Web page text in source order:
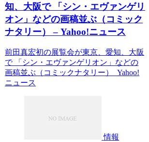
知、大阪で 「シン・エヴァンゲリ
オン」などの画稿並ぶ（コミック
ナタリー） – Yahoo!ニュース
前田真宏初の展覧会が東京、愛知、大阪
で 「シン・エヴァンゲリオン」などの
画稿並ぶ（コミックナタリー） Yahoo!
ニュース
情報